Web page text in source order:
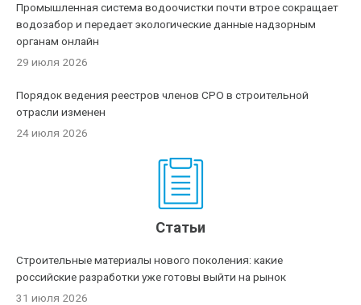
Промышленная система водоочистки почти втрое сокращает
водозабор и передает экологические данные надзорным
органам онлайн
29 июля 2026
Порядок ведения реестров членов СРО в строительной
отрасли изменен
24 июля 2026
Статьи
Строительные материалы нового поколения: какие
российские разработки уже готовы выйти на рынок
31 июля 2026